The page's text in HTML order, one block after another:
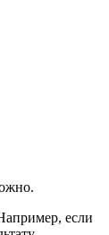
если